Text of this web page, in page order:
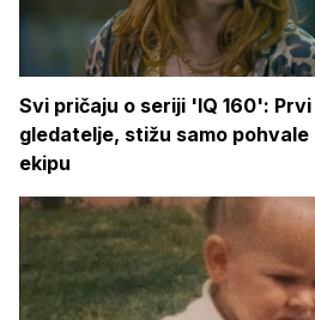
Svi pričaju o seriji 'IQ 160':
gledatelje, stižu samo pohvale
ekipu